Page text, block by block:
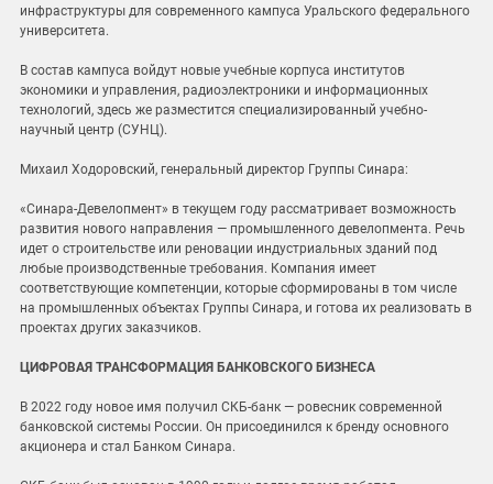
инфраструктуры для современного кампуса Уральского федерального
университета.
В состав кампуса войдут новые учебные корпуса институтов
экономики и управления, радиоэлектроники и информационных
технологий, здесь же разместится специализированный учебно-
научный центр (СУНЦ).
Михаил Ходоровский, генеральный директор Группы Синара:
«Синара-Девелопмент» в текущем году рассматривает возможность
развития нового направления — промышленного девелопмента. Речь
идет о строительстве или реновации индустриальных зданий под
любые производственные требования. Компания имеет
соответствующие компетенции, которые сформированы в том числе
на промышленных объектах Группы Синара, и готова их реализовать в
проектах других заказчиков.
ЦИФРОВАЯ ТРАНСФОРМАЦИЯ БАНКОВСКОГО БИЗНЕСА
В 2022 году новое имя получил СКБ-банк — ровесник современной
банковской системы России. Он присоединился к бренду основного
акционера и стал Банком Синара.